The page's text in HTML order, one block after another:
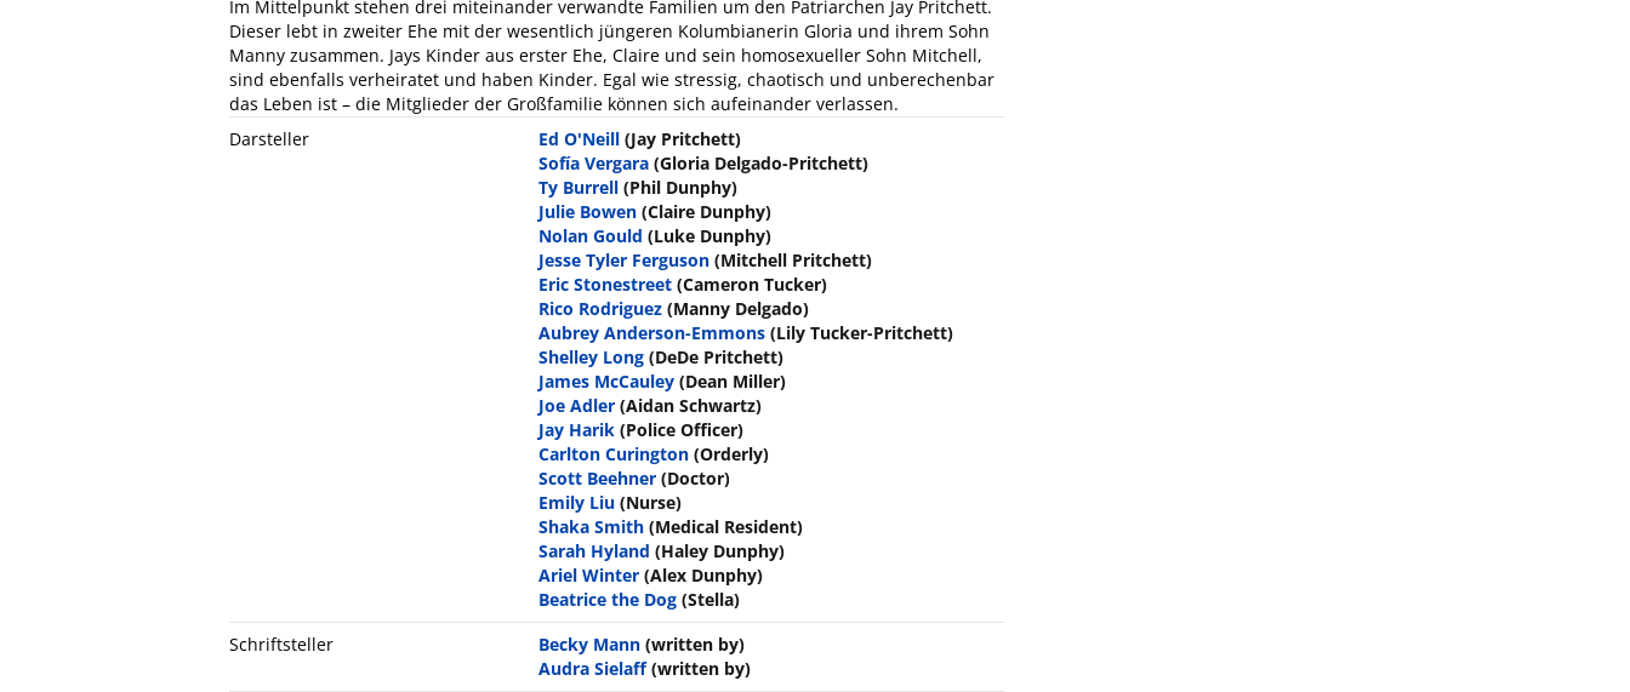
Im Mittelpunkt stehen drei miteinander verwandte Familien um den Patriarchen Jay Pritchett.
Dieser lebt in zweiter Ehe mit der wesentlich jüngeren Kolumbianerin Gloria und ihrem Sohn
Manny zusammen. Jays Kinder aus erster Ehe, Claire und sein homosexueller Sohn Mitchell,
sind ebenfalls verheiratet und haben Kinder. Egal wie stressig, chaotisch und unberechenbar
das Leben ist – die Mitglieder der Großfamilie können sich aufeinander verlassen.
Darsteller
Ed O'Neill (Jay Pritchett)
Sofía Vergara (Gloria Delgado-Pritchett)
Ty Burrell (Phil Dunphy)
Julie Bowen (Claire Dunphy)
Nolan Gould (Luke Dunphy)
Jesse Tyler Ferguson (Mitchell Pritchett)
Eric Stonestreet (Cameron Tucker)
Rico Rodriguez (Manny Delgado)
Aubrey Anderson-Emmons (Lily Tucker-Pritchett)
Shelley Long (DeDe Pritchett)
James McCauley (Dean Miller)
Joe Adler (Aidan Schwartz)
Jay Harik (Police Officer)
Carlton Curington (Orderly)
Scott Beehner (Doctor)
Emily Liu (Nurse)
Shaka Smith (Medical Resident)
Sarah Hyland (Haley Dunphy)
Ariel Winter (Alex Dunphy)
Beatrice the Dog (Stella)
Schriftsteller
Becky Mann (written by)
Audra Sielaff (written by)